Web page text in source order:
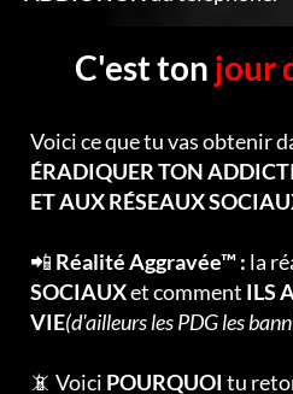
C'est ton jour
Voici ce que tu vas obtenir
ÉRADIQUER TON
ET AUX RÉSEAUX
📲 Réalité Aggravée™ : la
SOCIAUXet comment ILS
VIE(d'ailleurs les PDG les
📵 Voici POURQUOI tu